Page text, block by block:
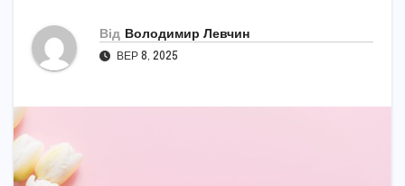
Від Володимир Левчин
ВЕР 8, 2025